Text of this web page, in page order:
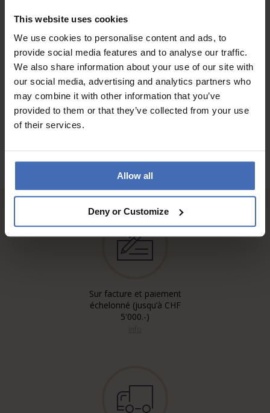
This website uses cookies
We use cookies to personalise content and ads, to
provide social media features and to analyse our traffic.
We also share information about your use of our site with
our social media, advertising and analytics partners who
may combine it with other information that you’ve
provided to them or that they’ve collected from your use
of their services.
Allow all
Deny or Customize
So eine schöne Uhr!!!
Unbedingt empfehlenswert…bleibt beim Aerowatch generell.
AUX AVIS DES CLIENTS
Sur facture et paiement
échelonné (jusqu’à CHF
5'000.-)